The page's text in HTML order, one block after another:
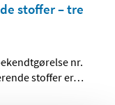
stoffer – tre
nr.
stoffer er…